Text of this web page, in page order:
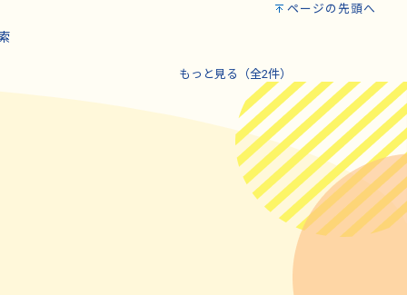
ページの先頭へ
もっと見る（全2件）